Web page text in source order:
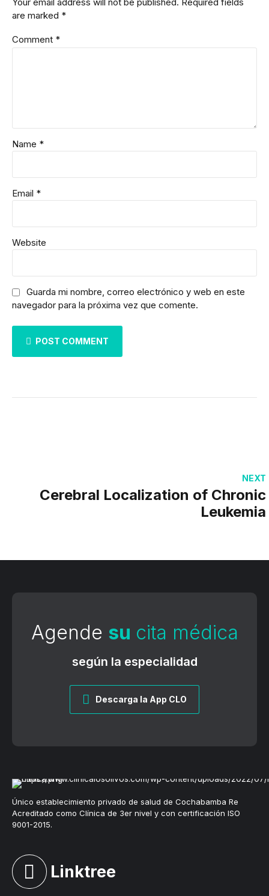
are marked *
Comment *
Name *
Email *
Website
Guarda mi nombre, correo electrónico y web en este
navegador para la próxima vez que comente.
POST COMMENT
NEXT
Cerebral Localization of Chronic
Leukemia
Agende su cita médica
según la especialidad
Descarga la App CLO
Único establecimiento privado de salud de Cochabamba Re
Acreditado como Clínica de 3er nivel y con certificación ISO
9001-2015.
Linktree